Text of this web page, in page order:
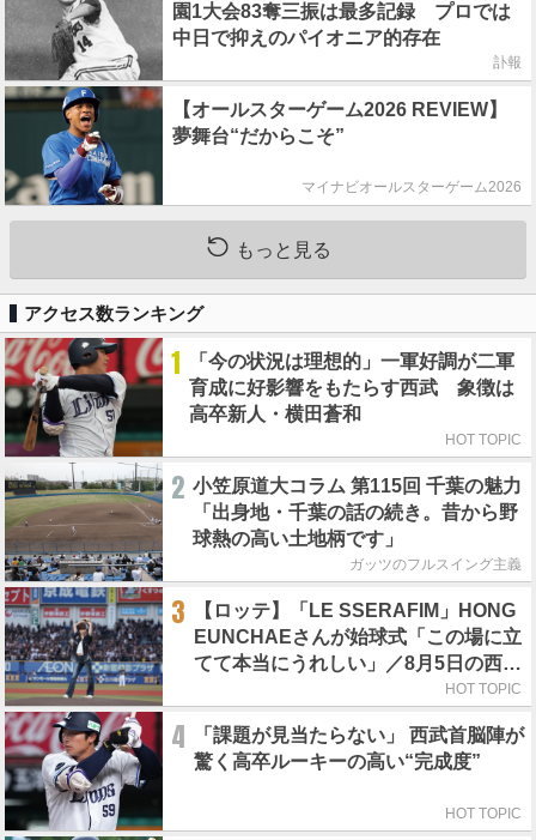
園1大会83奪三振は最多記録 プロでは
中日で抑えのパイオニア的存在
訃報
【オールスターゲーム2026 REVIEW】
夢舞台“だからこそ”
マイナビオールスターゲーム2026
もっと見る
アクセス数ランキング
1
「今の状況は理想的」一軍好調が二軍
育成に好影響をもたらす西武 象徴は
高卒新人・横田蒼和
HOT TOPIC
2 小笠原道大コラム 第115回 千葉の魅力
「出身地・千葉の話の続き。昔から野
球熱の高い土地柄です」
ガッツのフルスイング主義
3
【ロッテ】「LE SSERAFIM」HONG
EUNCHAEさんが始球式「この場に立
てて本当にうれしい」／8月5日の西武
HOT TOPIC
4
「課題が見当たらない」 西武首脳陣が
驚く高卒ルーキーの高い“完成度”
HOT TOPIC